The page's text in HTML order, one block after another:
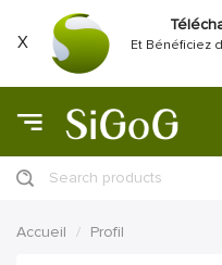
X
Et Bénéficiez
Search products
Accueil Profil